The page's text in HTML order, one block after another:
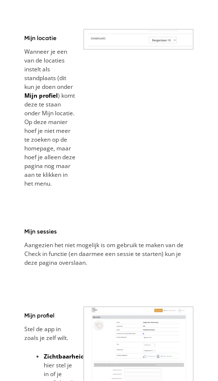
Mijn locatie
Wanneer je een
van de locaties
instelt als
standplaats (dit
kun je doen onder
Mijn profiel) komt
deze te staan
onder Mijn locatie.
Op deze manier
hoef je niet meer
te zoeken op de
homepage, maar
hoef je alleen deze
pagina nog maar
aan te klikken in
het menu.
Mijn sessies
Aangezien het niet mogelijk is om gebruik te maken van de
Check in functie (en daarmee een sessie te starten) kun je
deze pagina overslaan.
Mijn profiel
Stel de app in
zoals je zelf wilt.
Zichtbaarheid:
hier stel je
in of je